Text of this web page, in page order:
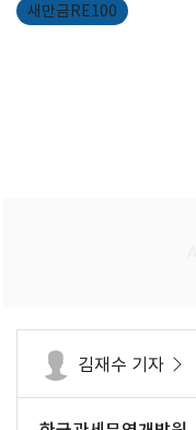
새만금RE100
김재수 기자